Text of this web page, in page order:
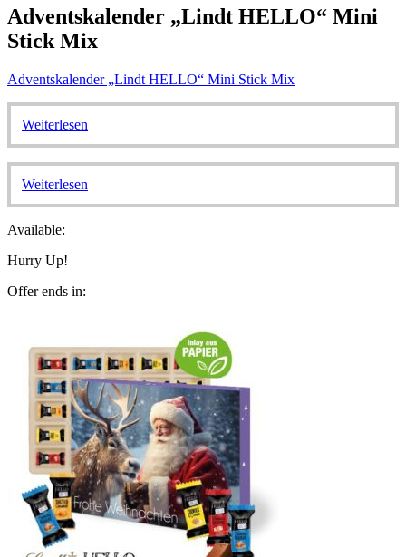
Adventskalender „Lindt HELLO“ Mini
Stick Mix
Adventskalender „Lindt HELLO“ Mini Stick Mix
Weiterlesen
Weiterlesen
Available:
Hurry Up!
Offer ends in: